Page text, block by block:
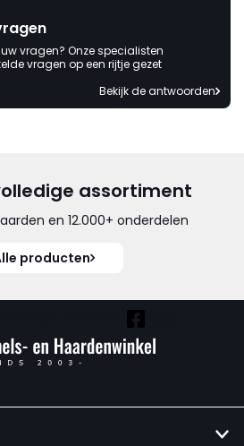
vragen? Onze specialisten
vragen op een rijtje gezet
Bekijk de antwoorden
assortiment
en 12.000+ onderdelen
producten